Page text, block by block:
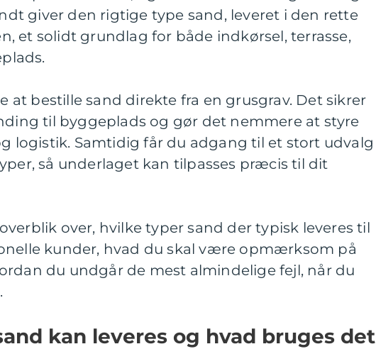
giver den rigtige type sand, leveret i den rette
et solidt grundlag for både indkørsel, terrasse,
at bestille sand direkte fra en grusgrav. Det sikrer
til byggeplads og gør det nemmere at styre
logistik. Samtidig får du adgang til et stort udvalg
så underlaget kan tilpasses præcis til dit
over, hvilke typer sand der typisk leveres til
kunder, hvad du skal være opmærksom på
du undgår de mest almindelige fejl, når du
kan leveres og hvad bruges det